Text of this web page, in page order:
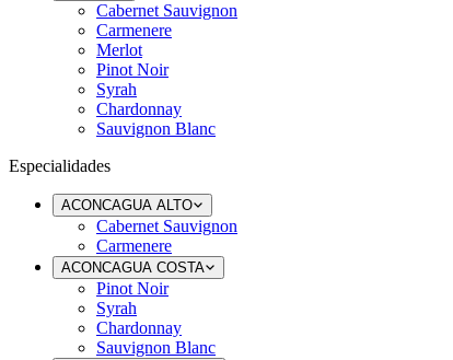
Cabernet Sauvignon
Carmenere
Merlot
Pinot Noir
Syrah
Chardonnay
Sauvignon Blanc
Especialidades
ACONCAGUA ALTO
Cabernet Sauvignon
Carmenere
ACONCAGUA COSTA
Pinot Noir
Syrah
Chardonnay
Sauvignon Blanc